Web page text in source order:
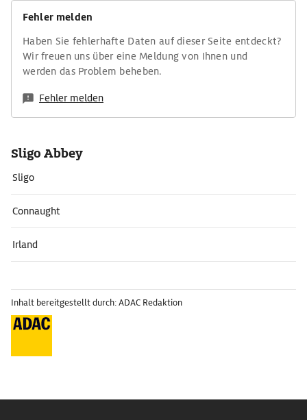
Fehler melden
Haben Sie fehlerhafte Daten auf dieser Seite entdeckt?
Wir freuen uns über eine Meldung von Ihnen und
werden das Problem beheben.
Fehler melden
Sligo Abbey
Sligo
Connaught
Irland
Inhalt bereitgestellt durch: ADAC Redaktion